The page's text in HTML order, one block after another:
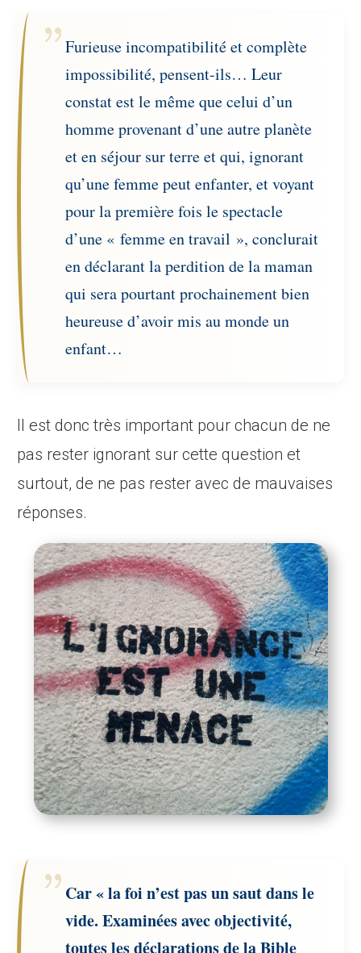
Furieuse incompatibilité et complète
impossibilité, pensent-ils… Leur
constat est le même que celui d’un
homme provenant d’une autre planète
et en séjour sur terre et qui, ignorant
qu’une femme peut enfanter, et voyant
pour la première fois le spectacle
d’une « femme en travail », conclurait
en déclarant la perdition de la maman
qui sera pourtant prochainement bien
heureuse d’avoir mis au monde un
enfant…
Il est donc très important pour chacun de ne
pas rester ignorant sur cette question et
surtout, de ne pas rester avec de mauvaises
réponses.
Car « la foi n’est pas un saut dans le
vide. Examinées avec objectivité,
toutes les déclarations de la Bible